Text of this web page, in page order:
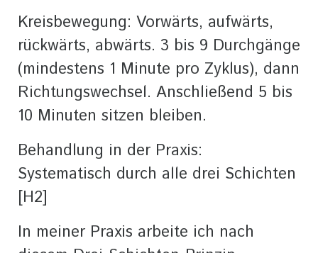
Kreisbewegung: Vorwärts, aufwärts,
rückwärts, abwärts. 3 bis 9 Durchgänge
(mindestens 1 Minute pro Zyklus), dann
Richtungswechsel. Anschließend 5 bis
10 Minuten sitzen bleiben.
Behandlung in der Praxis:
Systematisch durch alle drei Schichten
[H2]
In meiner Praxis arbeite ich nach